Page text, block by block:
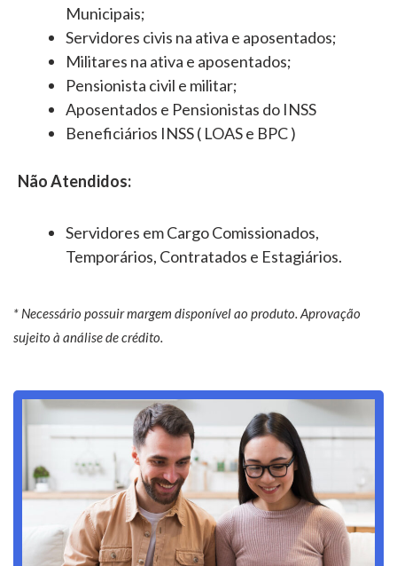
Municipais;
Servidores civis na ativa e aposentados;
Militares na ativa e aposentados;
Pensionista civil e militar;
Aposentados e Pensionistas do INSS
Beneficiários INSS ( LOAS e BPC )
Não Atendidos:
Servidores em Cargo Comissionados,
Temporários, Contratados e Estagiários.
* Necessário possuir margem disponível ao produto. Aprovação
sujeito à análise de crédito.